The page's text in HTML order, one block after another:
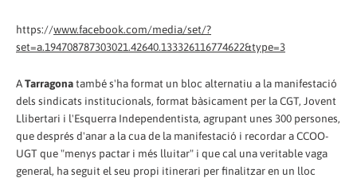
https://www.facebook.com/media/set/?
set=a.194708787303021.42640.133326116774622&type=3
ATarragonatambé s'ha format un bloc alternatiu a la manifestació
dels sindicats institucionals, format bàsicament per la CGT, Jovent
Llibertari i l'Esquerra Independentista, agrupant unes 300 persones,
que després d'anar a la cua de la manifestació i recordar a CCOO-
UGT que "menys pactar i més lluitar" i que cal una veritable vaga
general, ha seguit el seu propi itinerari per finalitzar en un lloc